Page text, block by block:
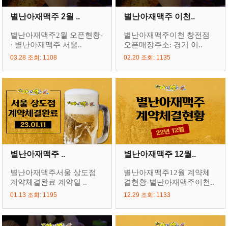
별난아재맥주 2월 ..
별난아재맥주2월 오픈현황-
· 별난아재맥주 서울..
03.28 조회: 1108
별난아재맥주 이천..
별난아재맥주이천 창전점
오픈매장주소: 경기 이..
02.20 조회: 1135
별난아재맥주 ..
별난아재맥주서울 상도점
계약체결완료 계약일 ..
01.13 조회: 1195
별난아재맥주 12월..
별난아재맥주12월 계약체
결현황-별난아재맥주이천..
12.29 조회: 1133